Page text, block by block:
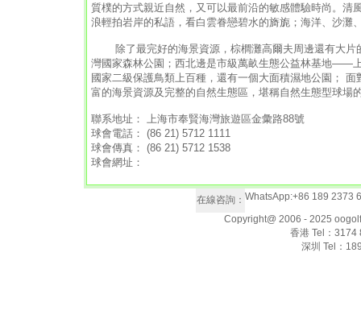
質樸的方式親近自然，又可以最前沿的敏感體驗時尚。清
浪輕拍岩岸的私語，看白雲眷戀碧水的旖旎；海洋、沙
除了最完好的海景資源，棕櫚灘高爾夫周邊還有大片
灣國家森林公園；西北邊是市級萬畝生態公益林基地——
國家二級保護鳥類上百種，還有一個大面積濕地公園；
富的海景資源及完整的自然生態區，堪稱自然生態型球場
聯系地址： 上海市奉賢海灣旅遊區金彙路88號
球會電話： (86 21) 5712 1111
球會傳真： (86 21) 5712 1538
球會網址：